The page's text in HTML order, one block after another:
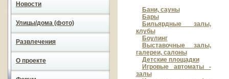
Новости
Улицы/дома (фото)
Развлечения
О проекте
Бани, сауны
Бары
Бильярдные залы,
клубы
Боулинг
Выставочные залы,
галереи, салоны
Детские площадки
Игровые автоматы -
залы